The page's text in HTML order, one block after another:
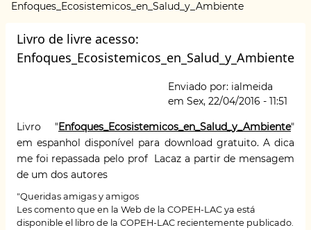
deEnfoques_Ecosistemicos_en_Salud_y_Ambiente
Livro de livre acesso:
Enfoques_Ecosistemicos_en_Salud_y_Ambiente
Enviado por: ialmeida
em Sex, 22/04/2016 - 11:51
Livro "Enfoques_Ecosistemicos_en_Salud_y_Ambiente"
em espanhol disponível para download gratuito. A dica
me foi repassada pelo prof Lacaz a partir de mensagem
de um dos autores
"Queridas amigas y amigos
Les comento que en la Web de la COPEH-LAC ya está
disponible el libro de la COPEH-LAC recientemente publicado.